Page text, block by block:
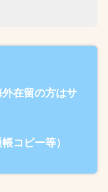
在留の方はサ
コピー等）